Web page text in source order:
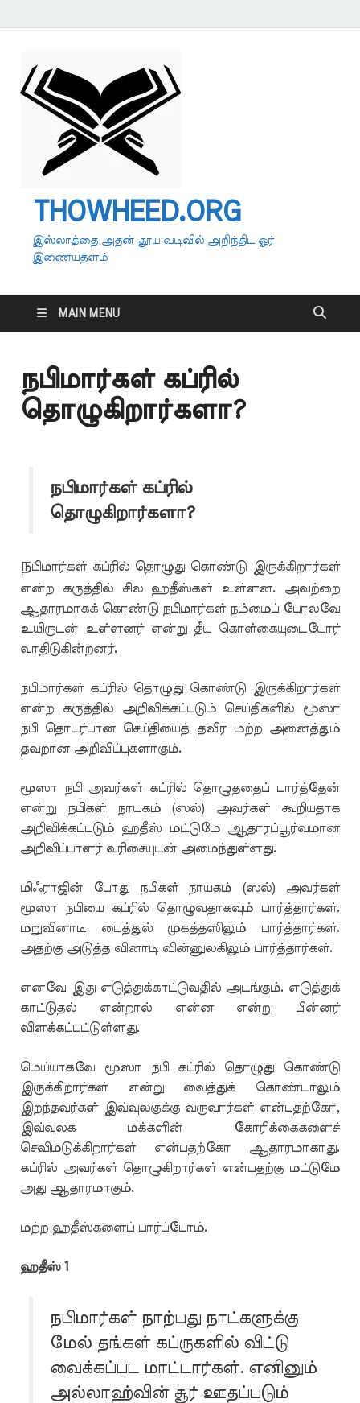
THOWHEED.ORG
இஸ்லாத்தை அதன் தூய வடிவில் அறிந்திட ஓர்
இணையதளம்
MAIN MENU
நபிமார்கள் கப்ரில்
தொழுகிறார்களா?
நபிமார்கள் கப்ரில்
தொழுகிறார்களா?
நபிமார்கள் கப்ரில் தொழுது கொண்டு இருக்கிறார்கள்
என்ற கருத்தில் சில ஹதீஸ்கள் உள்ளன. அவற்றை
ஆதாரமாகக் கொண்டு நபிமார்கள் நம்மைப் போலவே
உயிருடன் உள்ளனர் என்று தீய கொள்கையுடையோர்
வாதிடுகின்றனர்.
நபிமார்கள் கப்ரில் தொழுது கொண்டு இருக்கிறார்கள்
என்ற கருத்தில் அறிவிக்கப்படும் செய்திகளில் மூஸா
நபி தொடர்பான செய்தியைத் தவிர மற்ற அனைத்தும்
தவறான அறிவிப்புகளாகும்.
மூஸா நபி அவர்கள் கப்ரில் தொழுததைப் பார்த்தேன்
என்று நபிகள் நாயகம் (ஸல்) அவர்கள் கூறியதாக
அறிவிக்கப்படும் ஹதீஸ் மட்டுமே ஆதாரப்பூர்வமான
அறிவிப்பாளர் வரிசையுடன் அமைந்துள்ளது.
மிஃராஜின் போது நபிகள் நாயகம் (ஸல்) அவர்கள்
மூஸா நபியை கப்ரில் தொழுவதாகவும் பார்த்தார்கள்.
மறுவினாடி பைத்துல் முகத்தஸிலும் பார்த்தார்கள்.
அதற்கு அடுத்த வினாடி வின்னுலகிலும் பார்த்தார்கள்.
எனவே இது எடுத்துக்காட்டுவதில் அடங்கும். எடுத்துக்
காட்டுதல் என்றால் என்ன என்று பின்னர்
விளக்கப்பட்டுள்ளது.
மெய்யாகவே மூஸா நபி கப்ரில் தொழுது கொண்டு
இருக்கிறார்கள் என்று வைத்துக் கொண்டாலும்
இறந்தவர்கள் இவ்வுலகுக்கு வருவார்கள் என்பதற்கோ,
இவ்வுலக மக்களின் கோரிக்கைகளைச்
செவிமடுக்கிறார்கள் என்பதற்கோ ஆதாரமாகாது.
கப்ரில் அவர்கள் தொழுகிறார்கள் என்பதற்கு மட்டுமே
அது ஆதாரமாகும்.
மற்ற ஹதீஸ்களைப் பார்ப்போம்.
ஹதீஸ் 1
நபிமார்கள் நாற்பது நாட்களுக்கு
மேல் தங்கள் கப்ருகளில் விட்டு
வைக்கப்பட மாட்டார்கள். எனினும்
அல்லாஹ்வின் சூர் ஊதப்படும்